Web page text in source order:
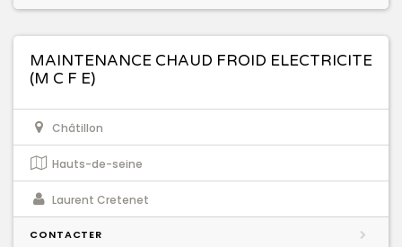
MAINTENANCE CHAUD FROID ELECTRICITE
(M C F E)
Châtillon
Hauts-de-seine
Laurent Cretenet
CONTACTER